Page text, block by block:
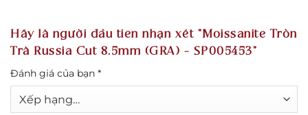
Hãy là người đầu tiên nhận xét “Moissanite Tròn
Trà Russia Cut 8.5mm (GRA) – SP005453”
Đánh giá của bạn *